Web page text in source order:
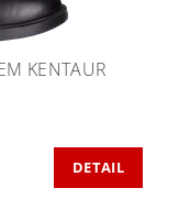
KENTAUR
DETAIL